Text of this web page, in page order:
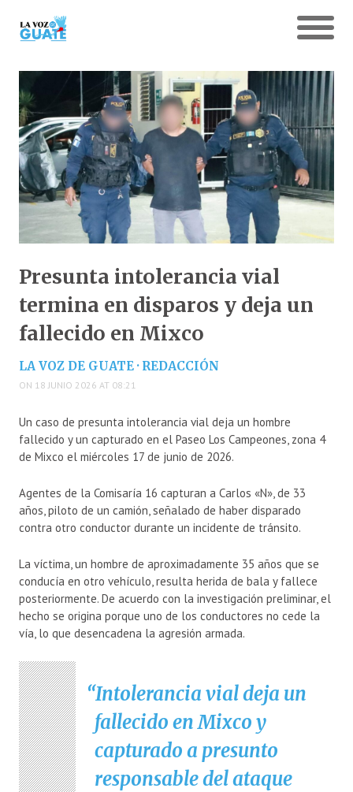
Presunta intolerancia vial
termina en disparos y deja un
fallecido en Mixco
LA VOZ DE GUATE · REDACCIÓN
ON 18 JUNIO 2026 AT 08:21
Un caso de presunta intolerancia vial deja un hombre
fallecido y un capturado en el Paseo Los Campeones, zona 4
de Mixco el miércoles 17 de junio de 2026.
Agentes de la Comisaría 16 capturan a Carlos «N», de 33
años, piloto de un camión, señalado de haber disparado
contra otro conductor durante un incidente de tránsito.
La víctima, un hombre de aproximadamente 35 años que se
conducía en otro vehículo, resulta herida de bala y fallece
posteriormente. De acuerdo con la investigación preliminar, el
hecho se origina porque uno de los conductores no cede la
vía, lo que desencadena la agresión armada.
Intolerancia vial deja un
fallecido en Mixco y
capturado a presunto
responsable del ataque